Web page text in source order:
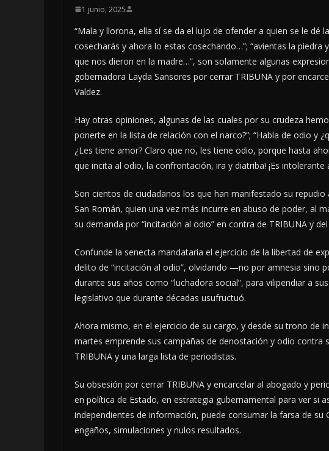
1 junio, 2025
“Mala y llorona, ella sí se da el lujo de ofender a quien se le dé
cosecharás y ahora lo estas cosechando…”; “avientas la
que nos dieron en la madre…”, son solamente algunas
gobernadora Layda Sansores por cerrar TRIBUNA y por
Valdez.
Hay otras opiniones, algunas de las cuales por su crudeza
ponerte en la lista de relación con el narco?”; “Habla de odio y
¿Les tiene amor? Claro que no, les tiene odio, porque hasta
que incita al odio, la confrontación, ira y diatriba! ¡Es intolerante
Son cientos de ciudadanos los que han manifestado su
San Román, quien una vez más incurre en abuso de poder, al
su demanda por “incitación al odio” en contra de TRIBUNA y
Confunde la senecta mandataria el ejercicio de la libertad de
delito de “incitación al odio”, olvidando —no por amnesia sino
durante sus años como “luchadora social”, para vilipendiar a
legislativo que durante décadas usufructuó.
Ahora mismo, en el ejercicio de su cargo, y desde su trono de
martes emprende sus campañas de denostación y odio contra
TRIBUNA y una larga lista de periodistas.
Su obsesión por cerrar TRIBUNA y encarcelar al abogado y
en política de Estado, en estrategia gubernamental para ver si
independientes de información, puede consumar la farsa de su
engaños, simulaciones y nulos resultados.